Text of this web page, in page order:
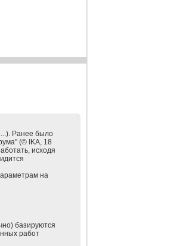
Ранее было
(© IKA, 18
исходя
на
базируются
работ